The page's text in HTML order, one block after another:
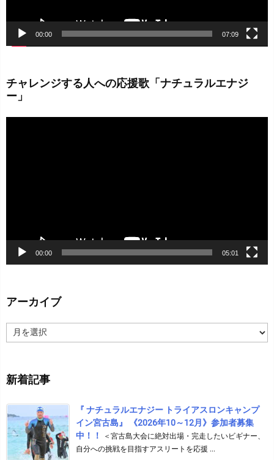
00:00 07:09
チャレンジする人への応援歌「ナチュラルエナジ
ー」
00:00 05:01
アーカイブ
ー
ブ
新着記事
『 ナチュラルエナジー トライアスロンキャンプ
イン宮古島』 《2026年10～12月》参加者募集
中！！
＜宮古島大会に絶対出場・完走したいビギナー、
自分への挑戦を目指すアスリートを応援 ...